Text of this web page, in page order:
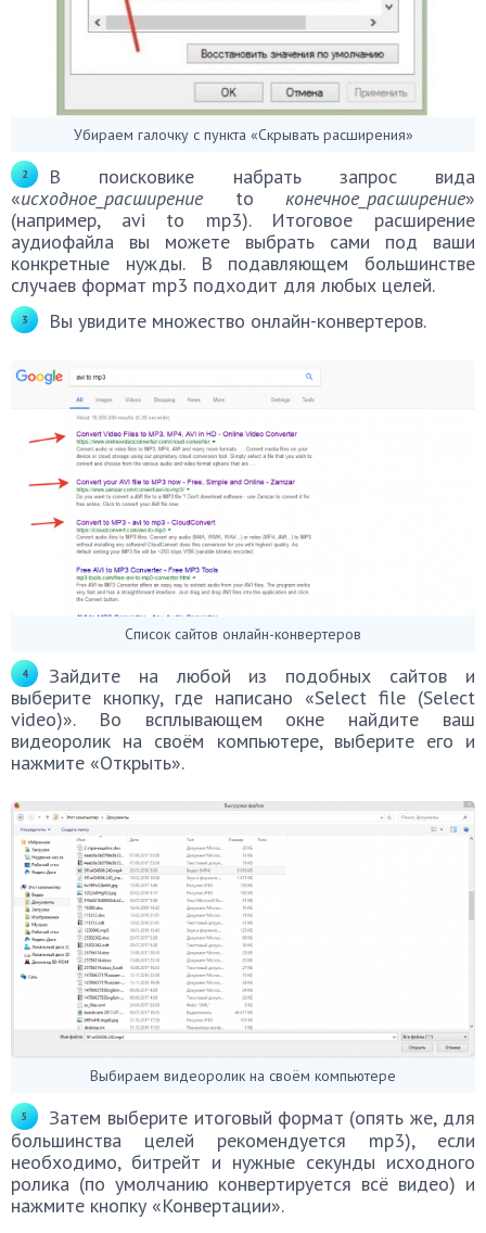
Убираем галочку с пункта «Скрывать расширения»
В поисковике набрать запрос вида
«исходное_расширение to конечное_расширение»
(например, avi to mp3). Итоговое расширение
аудиофайла вы можете выбрать сами под ваши
конкретные нужды. В подавляющем большинстве
случаев формат mp3 подходит для любых целей.
Вы увидите множество онлайн-конвертеров.
Список сайтов онлайн-конвертеров
Зайдите на любой из подобных сайтов и
выберите кнопку, где написано «Select file (Select
video)». Во всплывающем окне найдите ваш
видеоролик на своём компьютере, выберите его и
нажмите «Открыть».
Выбираем видеоролик на своём компьютере
Затем выберите итоговый формат (опять же, для
большинства целей рекомендуется mp3), если
необходимо, битрейт и нужные секунды исходного
ролика (по умолчанию конвертируется всё видео) и
нажмите кнопку «Конвертации».